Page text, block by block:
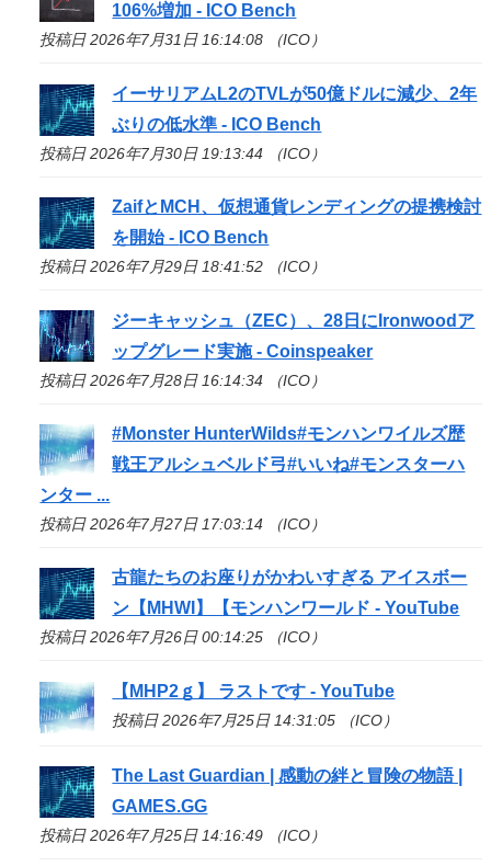
106%増加 - ICO Bench
投稿日 2026年7月31日 16:14:08 （ICO）
イーサリアムL2のTVLが50億ドルに減少、2年
ぶりの低水準 - ICO Bench
投稿日 2026年7月30日 19:13:44 （ICO）
ZaifとMCH、仮想通貨レンディングの提携検討
を開始 - ICO Bench
投稿日 2026年7月29日 18:41:52 （ICO）
ジーキャッシュ（ZEC）、28日にIronwoodア
ップグレード実施 - Coinspeaker
投稿日 2026年7月28日 16:14:34 （ICO）
#Monster HunterWilds#モンハンワイルズ歴
戦王アルシュベルド弓#いいね#モンスターハ
ンター ...
投稿日 2026年7月27日 17:03:14 （ICO）
古龍たちのお座りがかわいすぎる アイスボー
ン【MHWI】【モンハンワールド - YouTube
投稿日 2026年7月26日 00:14:25 （ICO）
【MHP2ｇ】 ラストです - YouTube
投稿日 2026年7月25日 14:31:05 （ICO）
The Last Guardian | 感動の絆と冒険の物語 |
GAMES.GG
投稿日 2026年7月25日 14:16:49 （ICO）